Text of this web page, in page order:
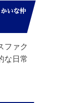
いな仲
ファク
な日常